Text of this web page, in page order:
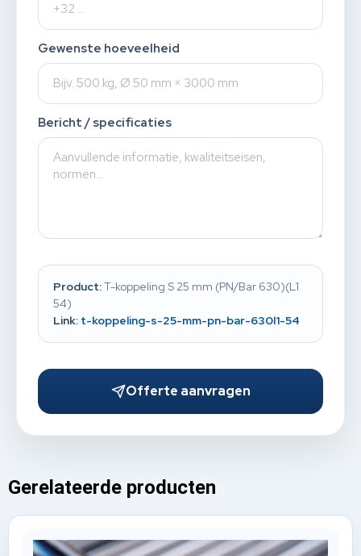
Gewenste hoeveelheid
Bericht / specificaties
Product:T-koppeling S 25 mm (PN/Bar 630)(L1
54)
Link: t-koppeling-s-25-mm-pn-bar-630l1-54
Offerte aanvragen
Gerelateerde producten